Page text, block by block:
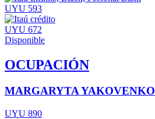
UYU 593
UYU 672
Disponible
OCUPACIÓN
MARGARYTA YAKOVENKO
UYU 890